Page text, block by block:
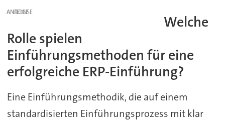
ANZEIGE
Welche
Rolle spielen
Einführungsmethoden für eine
erfolgreiche ERP-Einführung?
Eine Einführungsmethodik, die auf einem
standardisierten Einführungsprozess mit klar